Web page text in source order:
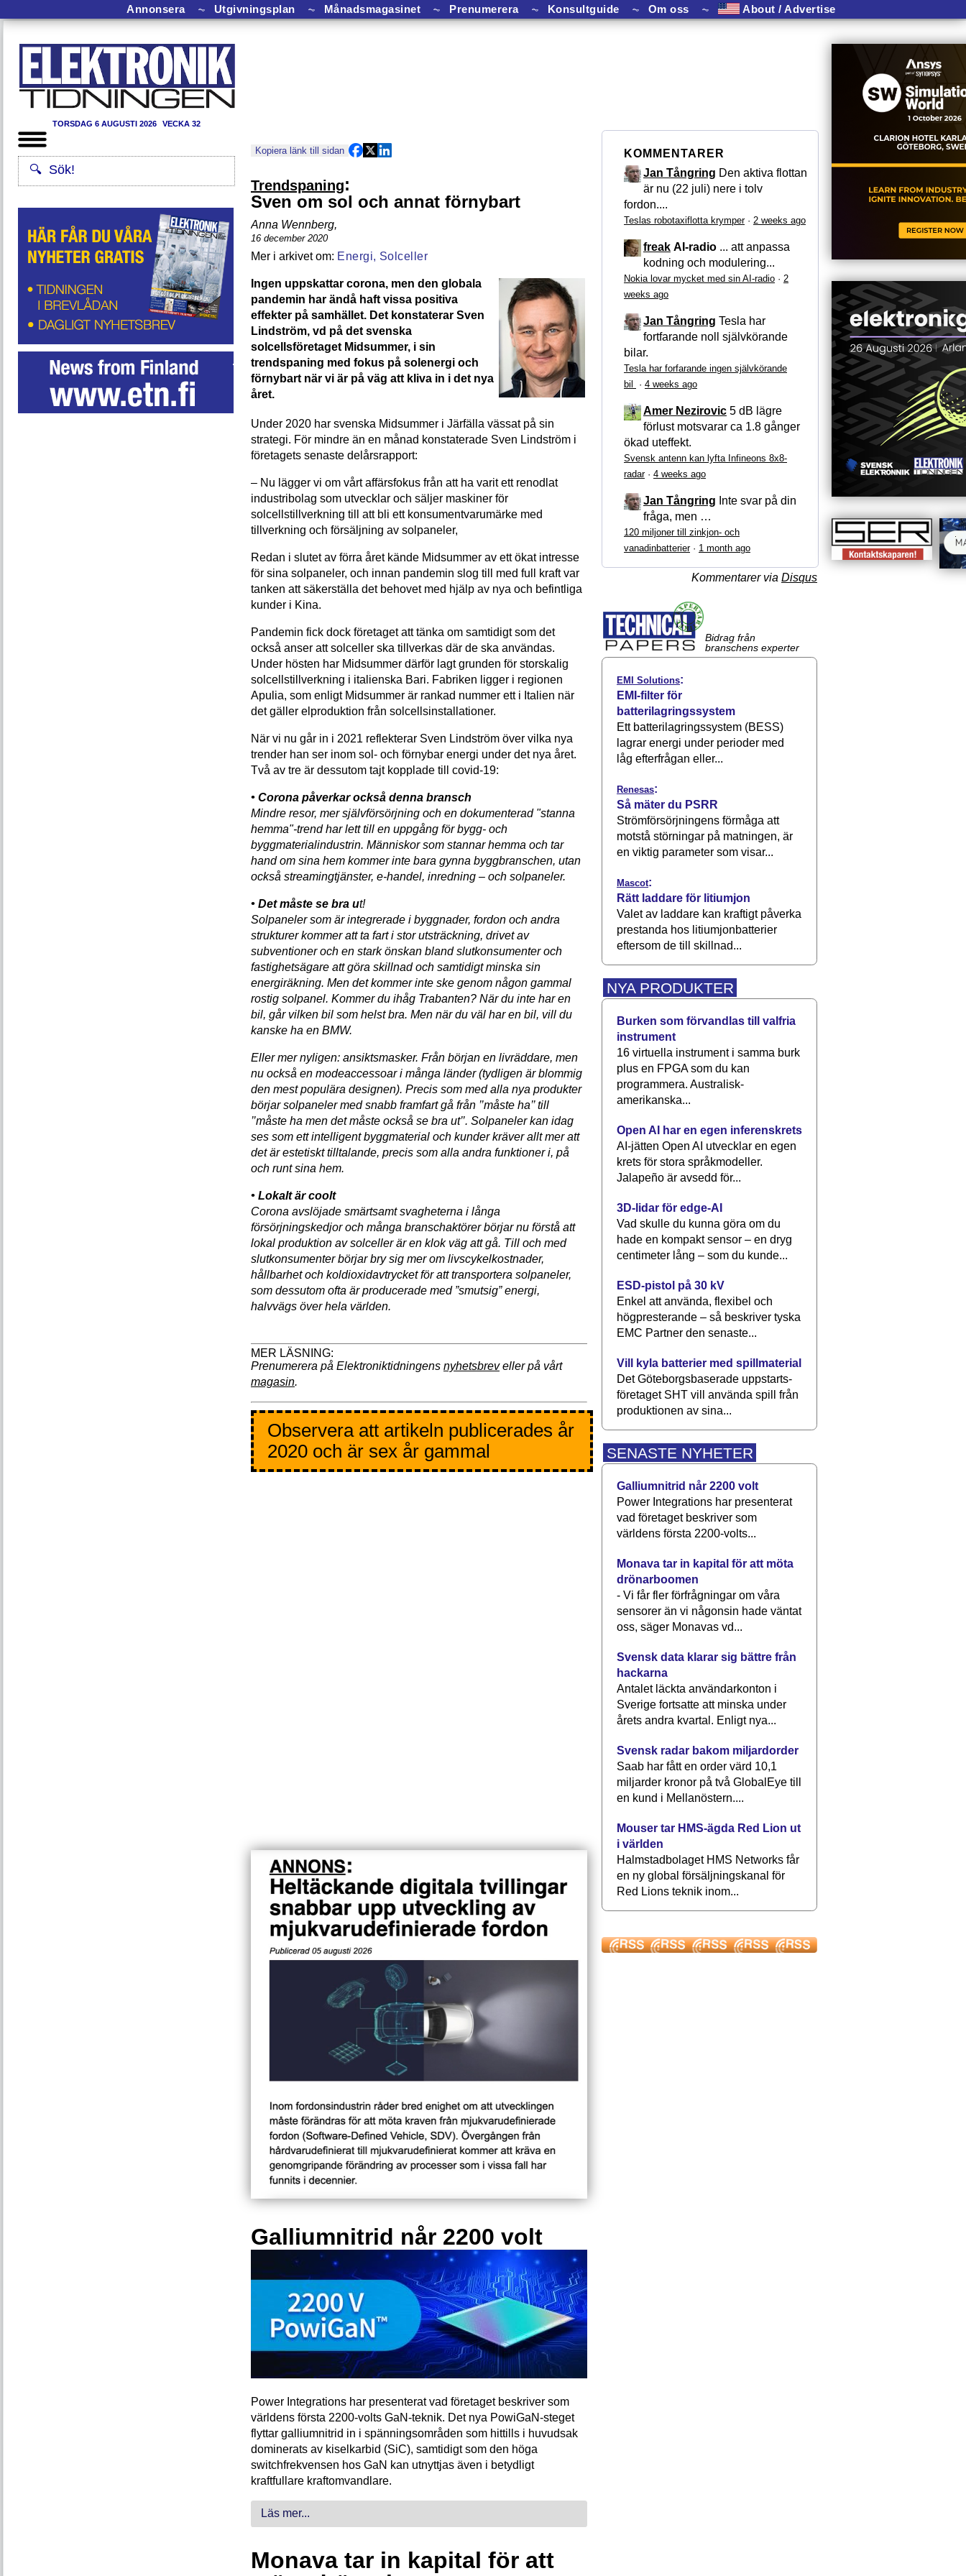
Annonsera ⏦ Utgivningsplan ⏦ Månadsmagasinet ⏦ Prenumerera ⏦ Konsultguide ⏦ Om oss ⏦ About / Advertise
TORSDAG 6 AUGUSTI 2026 VECKA 32
Kopiera länk till sidan
Trendspaning:
Sven om sol och annat förnybart
Anna Wennberg,
16 december 2020
Energi, Solceller
Ingen uppskattar corona, men den globala
pandemin har ändå haft vissa positiva
effekter på samhället. Det konstaterar Sven
Lindström, vd på det svenska
solcellsföretaget Midsummer, i sin
trendspaning med fokus på solenergi och
förnybart när vi är på väg att kliva in i det nya
året.
Under 2020 har svenska Midsummer i Järfälla vässat på sin
strategi. För mindre än en månad konstaterade Sven Lindström i
företagets senaste delårsrapport:
– Nu lägger vi om vårt affärsfokus från att ha varit ett renodlat
industribolag som utvecklar och säljer maskiner för
solcellstillverkning till att bli ett konsumentvarumärke med
tillverkning och försäljning av solpaneler,
Redan i slutet av förra året kände Midsummer av ett ökat intresse
för sina solpaneler, och innan pandemin slog till med full kraft var
tanken att säkerställa det behovet med hjälp av nya och befintliga
kunder i Kina.
Pandemin fick dock företaget att tänka om samtidigt som det
också anser att solceller ska tillverkas där de ska användas.
Under hösten har Midsummer därför lagt grunden för storskalig
solcellstillverkning i italienska Bari. Fabriken ligger i regionen
Apulia, som enligt Midsummer är rankad nummer ett i Italien när
det gäller elproduktion från solcellsinstallationer.
När vi nu går in i 2021 reflekterar Sven Lindström över vilka nya
trender han ser inom sol- och förnybar energi under det nya året.
Två av tre är dessutom tajt kopplade till covid-19:
• Corona påverkar också denna bransch
Mindre resor, mer självförsörjning och en dokumenterad "stanna
hemma"-trend har lett till en uppgång för bygg- och
byggmaterialindustrin. Människor som stannar hemma och tar
hand om sina hem kommer inte bara gynna byggbranschen, utan
också streamingtjänster, e-handel, inredning – och solpaneler.
• Det måste se bra ut!
Solpaneler som är integrerade i byggnader, fordon och andra
strukturer kommer att ta fart i stor utsträckning, drivet av
subventioner och en stark önskan bland slutkonsumenter och
fastighetsägare att göra skillnad och samtidigt minska sin
energiräkning. Men det kommer inte ske genom någon gammal
rostig solpanel. Kommer du ihåg Trabanten? När du inte har en
bil, går vilken bil som helst bra. Men när du väl har en bil, vill du
kanske ha en BMW.
Eller mer nyligen: ansiktsmasker. Från början en livräddare, men
nu också en modeaccessoar i många länder (tydligen är blommig
den mest populära designen). Precis som med alla nya produkter
börjar solpaneler med snabb framfart gå från ’’måste ha’’ till
’’måste ha men det måste också se bra ut’’. Solpaneler kan idag
ses som ett intelligent byggmaterial och kunder kräver allt mer att
det är estetiskt tilltalande, precis som alla andra funktioner i, på
och runt sina hem.
• Lokalt är coolt
Corona avslöjade smärtsamt svagheterna i långa
försörjningskedjor och många branschaktörer börjar nu förstå att
lokal produktion av solceller är en klok väg att gå. Till och med
slutkonsumenter börjar bry sig mer om livscykelkostnader,
hållbarhet och koldioxidavtrycket för att transportera solpaneler,
som dessutom ofta är producerade med ”smutsig” energi,
halvvägs över hela världen.
Prenumerera på Elektroniktidningens nyhetsbreveller på vårt
magasin.
Observera att artikeln publicerades år
2020 och är sex år gammal
Galliumnitrid når 2200 volt
Power Integrations har presenterat vad företaget beskriver som
världens första 2200-volts GaN-teknik. Det nya PowiGaN-steget
flyttar galliumnitrid in i spänningsområden som hittills i huvudsak
dominerats av kiselkarbid (SiC), samtidigt som den höga
switchfrekvensen hos GaN kan utnyttjas även i betydligt
kraftfullare kraftomvandlare.
Läs mer...
Monava tar in kapital för att
KOMMENTARER
Jan Tångring Den aktiva flottan
är nu (22 juli) nere i tolv
fordon....
Teslas robotaxiflotta krymper· 2 weeks ago
freak AI-radio ... att anpassa
kodning och modulering...
Nokia lovar mycket med sin AI-radio · 2
weeks ago
Jan Tångring Tesla har
fortfarande noll självkörande
bilar.
Tesla har forfarande ingen självkörande
bil
· 4 weeks ago
Amer Nezirovic 5 dB lägre
förlust motsvarar ca 1.8 gånger
ökad uteffekt.
Svensk antenn kan lyfta Infineons 8x8-
radar· 4 weeks ago
Jan Tångring Inte svar på din
fråga, men …
120 miljoner till zinkjon- och
vanadinbatterier· 1 month ago
Kommentarer via Disqus
Bidrag från
branschens experter
EMI Solutions:
EMI-filter för
batterilagringssystem
Ett batterilagringssystem (BESS)
lagrar energi under perioder med
låg efterfrågan eller...
Renesas:
Så mäter du PSRR
Strömförsörjningens förmåga att
motstå störningar på matningen, är
en viktig parameter som visar...
Mascot:
Rätt laddare för litiumjon
Valet av laddare kan kraftigt påverka
prestanda hos litiumjonbatterier
eftersom de till skillnad...
NYA PRODUKTER
Burken som förvandlas till valfria
instrument
16 virtuella instrument i samma burk
plus en FPGA som du kan
programmera. Australisk-
amerikanska...
Open AI har en egen inferenskrets
AI-jätten Open AI utvecklar en egen
krets för stora språkmodeller.
Jalapeño är avsedd för...
3D-lidar för edge-AI
Vad skulle du kunna göra om du
hade en kompakt sensor – en dryg
centimeter lång – som du kunde...
ESD-pistol på 30 kV
Enkel att använda, flexibel och
högpresterande – så beskriver tyska
EMC Partner den senaste...
Vill kyla batterier med spillmaterial
Det Göteborgsbaserade upp­starts­
företaget SHT vill använda spill från
produktionen av sina...
SENASTE NYHETER
Galliumnitrid når 2200 volt
Power Integrations har presenterat
vad företaget beskriver som
världens första 2200-volts...
Monava tar in kapital för att möta
drönarboomen
- Vi får fler förfrågningar om våra
sensorer än vi någonsin hade väntat
oss, säger Monavas vd...
Svensk data klarar sig bättre från
hackarna
Antalet läckta användarkonton i
Sverige fortsatte att minska under
årets andra kvartal. Enligt nya...
Svensk radar bakom miljardorder
Saab har fått en order värd 10,1
miljarder kronor på två GlobalEye till
en kund i Mellanöstern....
Mouser tar HMS-ägda Red Lion ut
i världen
Halmstadbolaget HMS Networks får
en ny global försäljningskanal för
Red Lions teknik inom...